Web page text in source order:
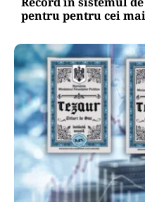
SOCIAL